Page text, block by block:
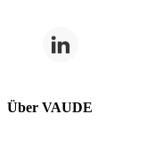
Über VAUDE